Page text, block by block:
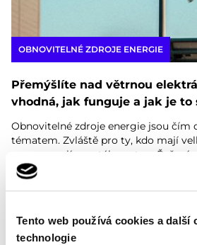
Tento web používá cookies a další
technologie
OBNOVITELNÉ ZDROJE ENERGIE
Přemýšlíte nad větrnou
vhodná, jak funguje a jak je to
Obnovitelné zdroje energie jsou čím
tématem. Zvláště pro ty, kdo mají
ceny energií neustále rostou.
zdroj energie pro domácnost.
fotovoltaice, ale víte, že můžete mít
PŘEČÍST ČLÁNEK